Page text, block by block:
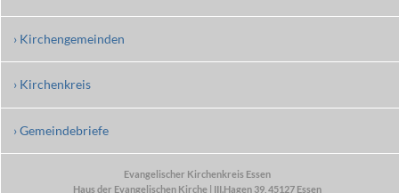
› Kirchengemeinden
› Kirchenkreis
› Gemeindebriefe
Evangelischer Kirchenkreis Essen
Haus der Evangelischen Kirche | III.Hagen 39, 45127 Essen